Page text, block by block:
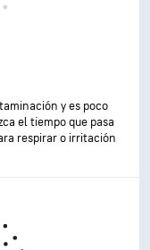
y es poco
el tiempo que pasa
respirar o irritación